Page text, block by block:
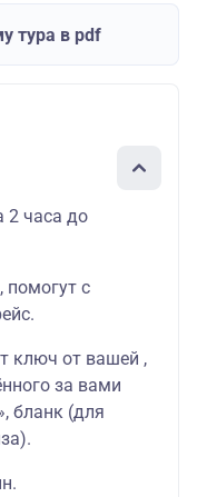
тура в pdf
2 часа до
помогут с
ключ от вашей ,
за вами
бланк (для